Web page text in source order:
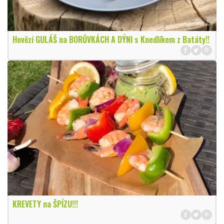
Hovězí GULÁŠ na BORŮVKÁCH A DÝNI s Knedlíkem z Batáty!!
KREVETY na ŠPÍZU!!!